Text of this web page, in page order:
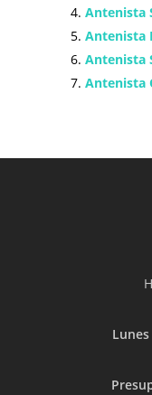
Antenista
Antenista
Antenista
Antenista